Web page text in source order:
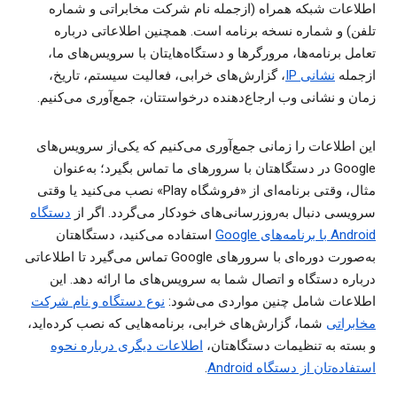
اطلاعات شبکه همراه (ازجمله نام شرکت مخابراتی و شماره
تلفن) و شماره نسخه برنامه است. همچنین اطلاعاتی درباره
تعامل برنامه‌ها، مرورگرها و دستگاه‌هایتان با سرویس‌های ما،
ازجمله نشانی IP
، گزارش‌های خرابی، فعالیت سیستم، تاریخ،
زمان و نشانی وب ارجاع‌دهنده درخواستتان، جمع‌آوری می‌کنیم.
این اطلاعات را زمانی جمع‌آوری می‌کنیم که یکی‌از سرویس‌های
Google در دستگاهتان با سرورهای ما تماس بگیرد؛ به‌عنوان
مثال، وقتی برنامه‌ای از «فروشگاه Play» نصب می‌کنید یا وقتی
سرویسی دنبال به‌روزرسانی‌های خودکار می‌گردد. اگر از دستگاه
Android با برنامه‌های Google
استفاده می‌کنید، دستگاهتان
به‌صورت دوره‌ای با سرورهای Google تماس می‌گیرد تا اطلاعاتی
درباره دستگاه و اتصال شما به سرویس‌های ما ارائه دهد. این
اطلاعات شامل چنین مواردی می‌شود: نوع دستگاه و نام شرکت
مخابراتی شما، گزارش‌های خرابی، برنامه‌هایی که نصب کرده‌اید،
و بسته به تنظیمات دستگاهتان، اطلاعات دیگری درباره نحوه
استفاده‌تان از دستگاه Android
.